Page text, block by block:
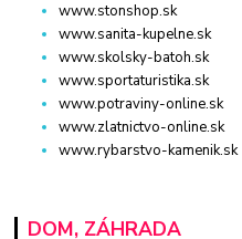
www.stonshop.sk
www.sanita-kupelne.sk
www.skolsky-batoh.sk
www.sportaturistika.sk
www.potraviny-online.sk
www.zlatnictvo-online.sk
www.rybarstvo-kamenik.sk
DOM, ZÁHRADA